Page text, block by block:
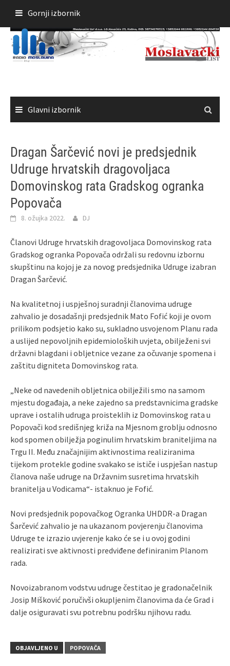
sadržaja
Gornji izbornik
Glavni izbornik
Dragan Šarčević novi je predsjednik
Udruge hrvatskih dragovoljaca
Domovinskog rata Gradskog ogranka
Popovača
8. ožujka 2022. DJ
Članovi Udruge hrvatskih dragovoljaca Domovinskog rata
Gradskog ogranka Popovača održali su redovnu izbornu
skupštinu na kojoj je za novog predsjednika Udruge izabran
Dragan Šarčević.
Na kvalitetnoj i uspješnoj suradnji članovima udruge
zahvalio je dosadašnji predsjednik Mato Fofić koji je ovom
prilikom podsjetio kako su, sukladno usvojenom Planu rada
a uslijed nepovoljnih epidemioloških uvjeta, obilježeni svi
državni blagdani i obljetnice vezane za očuvanje spomena i
zaštitu digniteta Domovinskog rata.
„Neke od navedenih obljetnica obilježili smo na samom
mjestu događaja, a neke zajedno sa predstavnicima gradske
uprave i ostalih udruga proisteklih iz Domovinskog rata u
Popovači kod središnjeg križa na Mjesnom groblju odnosno
kod spomen obilježja poginulim hrvatskim braniteljima na
Trgu II. Među značajnijim aktivnostima realiziranima
tijekom protekle godine svakako se ističe i uspješan nastup
članova naše udruge na Državnim susretima hrvatskih
branitelja u Vodicama“- istaknuo je Fofić.
Novi predsjednik popovačkog Ogranka UHDDR-a Dragan
Šarčević zahvalio je na ukazanom povjerenju članovima
Udruge te izrazio uvjerenje kako će se i u ovoj godini
realizirati sve aktivnosti predviđene definiranim Planom
rada.
Novoizabranom vodstvu udruge čestitao je gradonačelnik
Josip Mišković poručivši okupljenim članovima da će Grad i
dalje osiguravati svu potrebnu podršku njihovu radu.
OBJAVLJENO U POPOVAČA